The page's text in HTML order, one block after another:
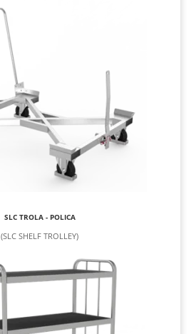
SLC TROLA - POLICA
(SLC SHELF TROLLEY)